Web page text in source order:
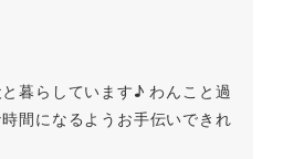
暮らしています♪ わんこと過
間になるようお手伝いできれ